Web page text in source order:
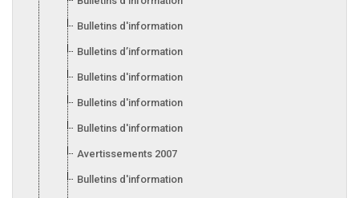
Bulletins d'information 2012
Bulletins d’information 2011
Bulletins d'information 2010
Bulletins d'information 2009
Bulletins d'information 2008
Avertissements 2007
Bulletins d'information 2007